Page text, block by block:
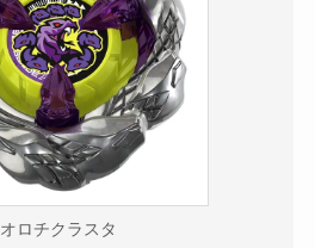
オロチクラスタ